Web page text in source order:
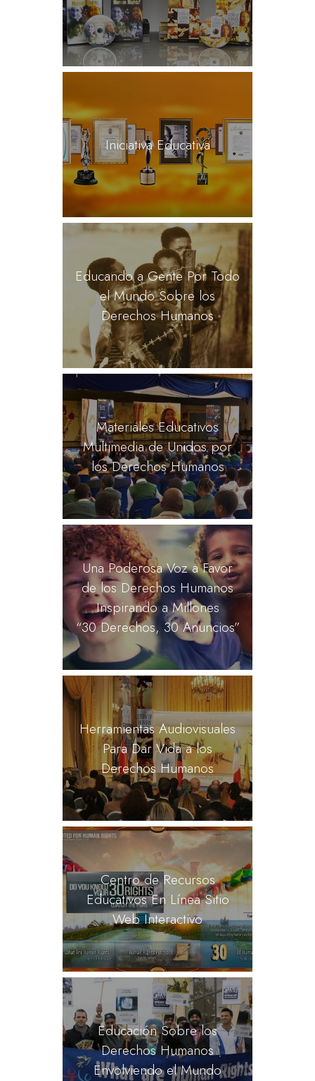
Iniciativa Educativa
Educando a Gente Por Todo
el Mundo Sobre los
Derechos Humanos
Materiales Educativos
Multimedia de Unidos por
los Derechos Humanos
Una Poderosa Voz a Favor
de los Derechos Humanos
Inspirando a Millones
“30 Derechos, 30 Anuncios”
Herramientas Audiovisuales
Para Dar Vida a los
Derechos Humanos
Centro de Recursos
Educativos En Línea Sitio
Web Interactivo
Educación Sobre los
Derechos Humanos
Envolviendo el Mundo